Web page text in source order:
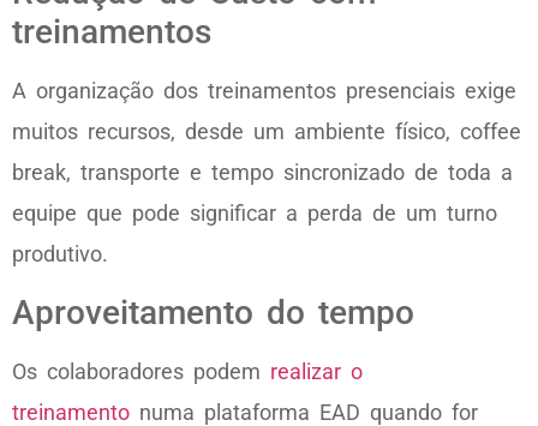
treinamentos
A organização dos treinamentos presenciais exige
muitos recursos, desde um ambiente físico, coffee
break, transporte e tempo sincronizado de toda a
equipe que pode significar a perda de um turno
produtivo.
Aproveitamento do tempo
Os colaboradores podem realizar o
treinamento numa plataforma EAD quando for